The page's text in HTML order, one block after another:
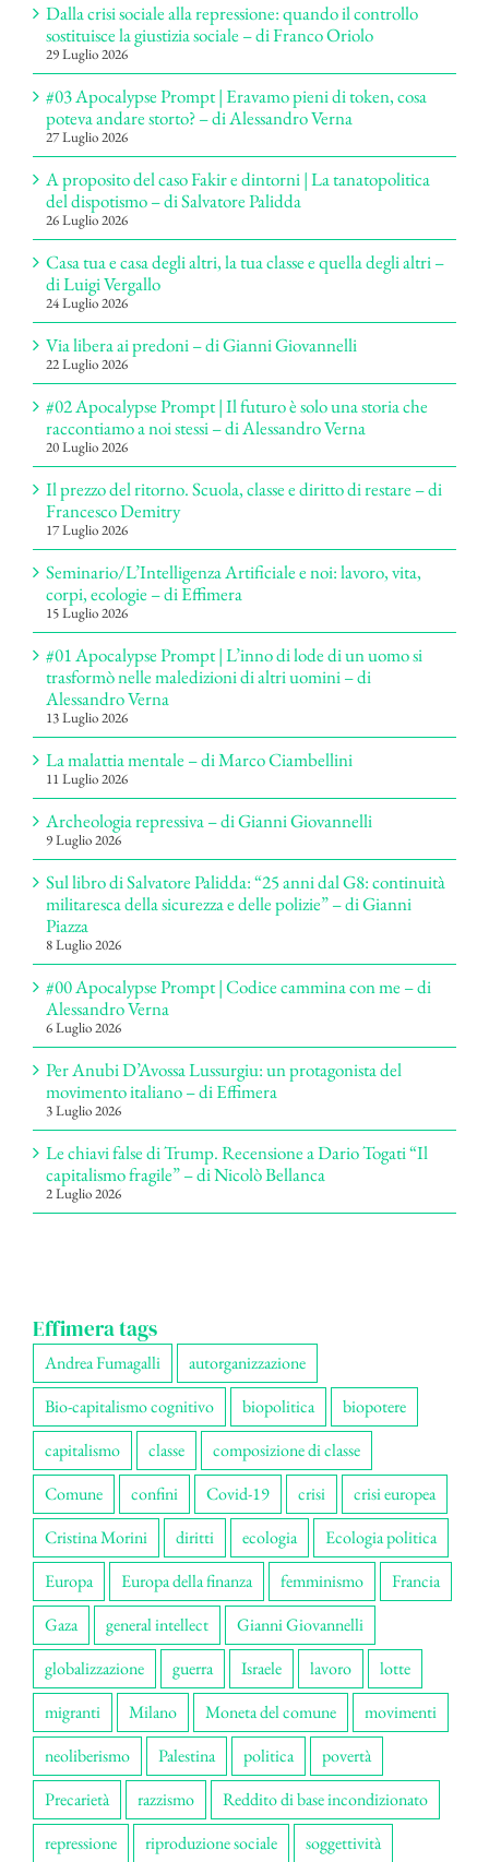
Dalla crisi sociale alla repressione: quando il controllo
sostituisce la giustizia sociale – di Franco Oriolo
29 Luglio 2026
#03 Apocalypse Prompt | Eravamo pieni di token, cosa
poteva andare storto? – di Alessandro Verna
27 Luglio 2026
A proposito del caso Fakir e dintorni | La tanatopolitica
del dispotismo – di Salvatore Palidda
26 Luglio 2026
Casa tua e casa degli altri, la tua classe e quella degli altri –
di Luigi Vergallo
24 Luglio 2026
Via libera ai predoni – di Gianni Giovannelli
22 Luglio 2026
#02 Apocalypse Prompt | Il futuro è solo una storia che
raccontiamo a noi stessi – di Alessandro Verna
20 Luglio 2026
Il prezzo del ritorno. Scuola, classe e diritto di restare – di
Francesco Demitry
17 Luglio 2026
Seminario/L’Intelligenza Artificiale e noi: lavoro, vita,
corpi, ecologie – di Effimera
15 Luglio 2026
#01 Apocalypse Prompt | L’inno di lode di un uomo si
trasformò nelle maledizioni di altri uomini – di
Alessandro Verna
13 Luglio 2026
La malattia mentale – di Marco Ciambellini
11 Luglio 2026
Archeologia repressiva – di Gianni Giovannelli
9 Luglio 2026
Sul libro di Salvatore Palidda: “25 anni dal G8: continuità
militaresca della sicurezza e delle polizie” – di Gianni
Piazza
8 Luglio 2026
#00 Apocalypse Prompt | Codice cammina con me – di
Alessandro Verna
6 Luglio 2026
Per Anubi D’Avossa Lussurgiu: un protagonista del
movimento italiano – di Effimera
3 Luglio 2026
Le chiavi false di Trump. Recensione a Dario Togati “Il
capitalismo fragile” – di Nicolò Bellanca
2 Luglio 2026
Effimera tags
Andrea Fumagalli
autorganizzazione
Bio-capitalismo cognitivo
biopolitica
biopotere
capitalismo
classe
composizione di classe
Comune
confini Covid-19 crisi
crisi europea
Cristina Morini
diritti ecologia
Ecologia politica
Europa
Europa della finanza femminismo
Francia
Gaza
general intellect
Gianni Giovannelli
globalizzazione
guerra Israele lavoro
lotte
migranti
Milano Moneta del comune
movimenti
neoliberismo
Palestina politica
povertà
Precarietà
razzismo
Reddito di base incondizionato
repressione
riproduzione sociale soggettività